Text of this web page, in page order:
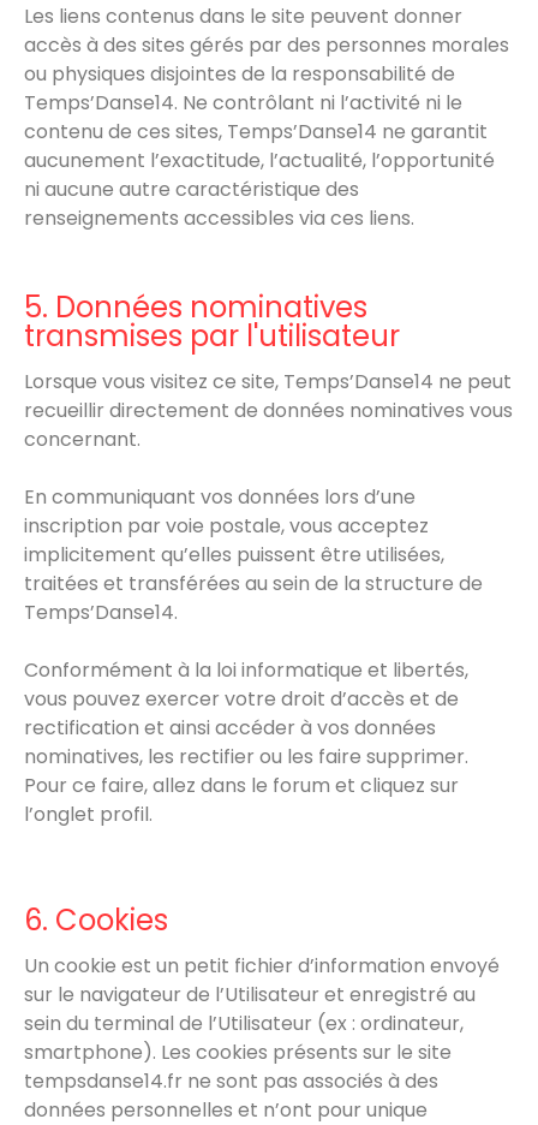
Les liens contenus dans le site peuvent donner
accès à des sites gérés par des personnes morales
ou physiques disjointes de la responsabilité de
Temps’Danse14. Ne contrôlant ni l’activité ni le
contenu de ces sites, Temps’Danse14 ne garantit
aucunement l’exactitude, l’actualité, l’opportunité
ni aucune autre caractéristique des
renseignements accessibles via ces liens.
5. Données nominatives
transmises par l'utilisateur
Lorsque vous visitez ce site, Temps’Danse14 ne peut
recueillir directement de données nominatives vous
concernant.
En communiquant vos données lors d’une
inscription par voie postale, vous acceptez
implicitement qu’elles puissent être utilisées,
traitées et transférées au sein de la structure de
Temps’Danse14.
Conformément à la loi informatique et libertés,
vous pouvez exercer votre droit d’accès et de
rectification et ainsi accéder à vos données
nominatives, les rectifier ou les faire supprimer.
Pour ce faire, allez dans le forum et cliquez sur
l’onglet profil.
6. Cookies
Un cookie est un petit fichier d’information envoyé
sur le navigateur de l’Utilisateur et enregistré au
sein du terminal de l’Utilisateur (ex : ordinateur,
smartphone). Les cookies présents sur le site
tempsdanse14.fr ne sont pas associés à des
données personnelles et n’ont pour unique